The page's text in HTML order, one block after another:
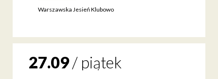
Warszawska Jesień Klubowo
27.09/ piątek